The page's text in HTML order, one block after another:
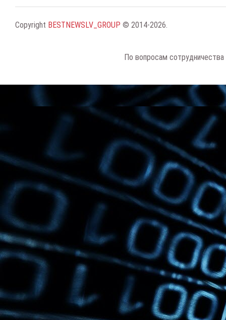
Copyright BESTNEWSLV_GROUP © 2014-2026.
По вопросам